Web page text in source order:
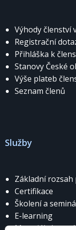
Výhody členství
Registrační
Přihláška k
Stanovy České
Výše plateb
Seznam členů
Služby
Základní
Certifikace
Školení a
E-learning